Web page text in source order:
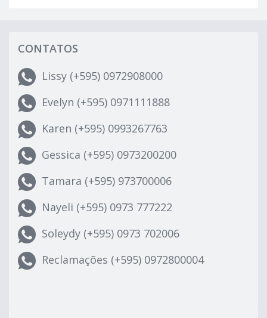
CONTATOS
Lissy (+595) 0972908000
Evelyn (+595) 0971111888
Karen (+595) 0993267763
Gessica (+595) 0973200200
Tamara (+595) 973700006
Nayeli (+595) 0973 777222
Soleydy (+595) 0973 702006
Reclamações (+595) 0972800004